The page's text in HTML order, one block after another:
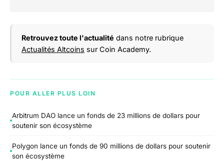
Retrouvez toute l'actualité dans notre rubrique
Actualités Altcoins sur Coin Academy.
POUR ALLER PLUS LOIN
Arbitrum DAO lance un fonds de 23 millions de dollars pour
soutenir son écosystème
Polygon lance un fonds de 90 millions de dollars pour soutenir
son écosystème